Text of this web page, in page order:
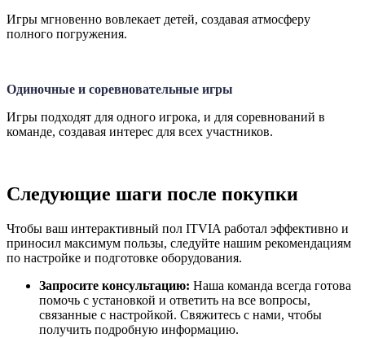
Игры мгновенно вовлекает детей, создавая атмосферу
полного погружения.
Одиночные и соревновательные игры
Игры подходят для одного игрока, и для соревнований в
команде, создавая интерес для всех участников.
Следующие шаги после покупки
Чтобы ваш интерактивный пол ITVIA работал эффективно и
приносил максимум пользы, следуйте нашим рекомендациям
по настройке и подготовке оборудования.
Запросите консультацию: Наша команда всегда готова
помочь с установкой и ответить на все вопросы,
связанные с настройкой. Свяжитесь с нами, чтобы
получить подробную информацию.